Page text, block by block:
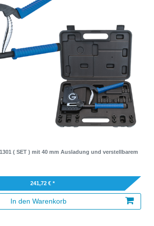
und verstellbarem
241,72 € *
In den Warenkorb